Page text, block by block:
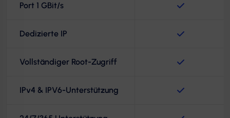
Port 1 GBit/s
Dedizierte IP
Vollständiger Root-Zugriff
IPv4 & IPV6-Unterstützung